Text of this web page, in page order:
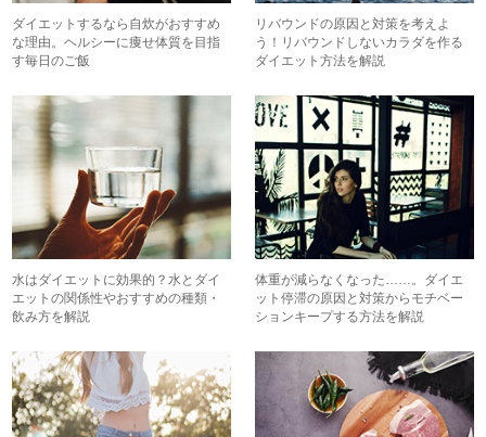
ダイエットするなら自炊がおすすめ
な理由。ヘルシーに痩せ体質を目指
す毎日のご飯
リバウンドの原因と対策を考えよ
う！リバウンドしないカラダを作る
ダイエット方法を解説
水はダイエットに効果的？水とダイ
エットの関係性やおすすめの種類・
飲み方を解説
体重が減らなくなった……。ダイエ
ット停滞の原因と対策からモチベー
ションキープする方法を解説